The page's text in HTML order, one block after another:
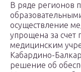
В ряде регионов
осуществление
упрощена за счет
медицинским
Кабардино-
решение об